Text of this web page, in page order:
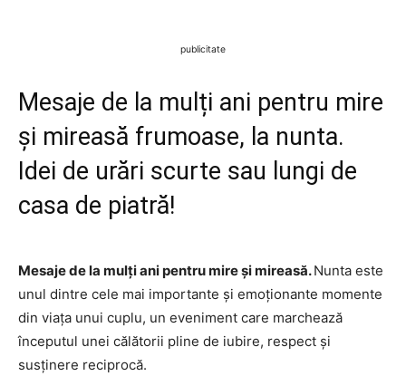
publicitate
Mesaje de la mulți ani pentru mire
și mireasă frumoase, la nunta.
Idei de urări scurte sau lungi de
casa de piatră!
Mesaje de la mulți ani pentru mire și mireasă.Nunta este
unul dintre cele mai importante și emoționante momente
din viața unui cuplu, un eveniment care marchează
începutul unei călătorii pline de iubire, respect și
susținere reciprocă.